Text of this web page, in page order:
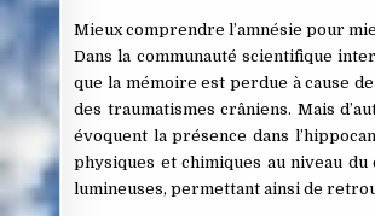
Mieux comprendre l’amnésie pour
Dans la communauté scientifique
que la mémoire est perdue à cause
des traumatismes crâniens. Mais
évoquent la présence dans
physiques et chimiques au niveau
lumineuses, permettant ainsi de